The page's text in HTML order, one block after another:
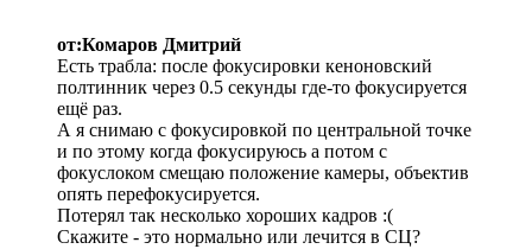
от:Комаров Дмитрий
Есть трабла: после фокусировки кеноновский
полтинник через 0.5 секунды где-то фокусируется
ещё раз.
А я снимаю с фокусировкой по центральной точке
и по этому когда фокусируюсь а потом с
фокуслоком смещаю положение камеры, объектив
опять перефокусируется.
Потерял так несколько хороших кадров :(
Скажите - это нормально или лечится в СЦ?